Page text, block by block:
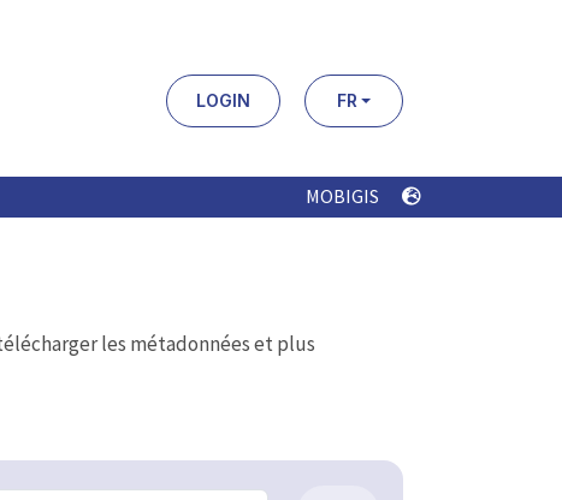
LOGIN FR
MOBIGIS
les métadonnées et plus